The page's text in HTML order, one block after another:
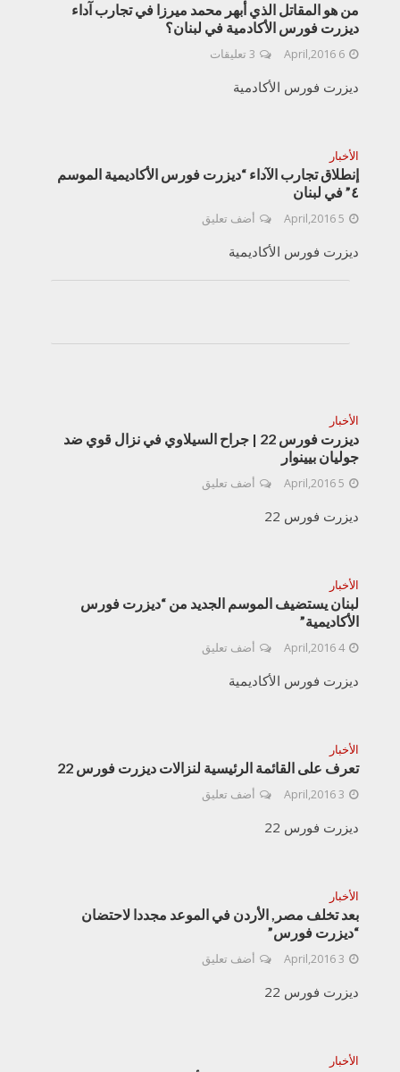
من هو المقاتل الذي أبهر محمد ميرزا في تجارب آداء
ديزرت فورس الأكادمية في لبنان؟
6 April,2016 3 تعليقات
ديزرت فورس الأكادمية
الأخبار
إنطلاق تجارب الآداء “ديزرت فورس الأكاديمية الموسم
٤” في لبنان
5 April,2016 أضف تعليق
ديزرت فورس الأكاديمية
الأخبار
ديزرت فورس 22 | جراح السيلاوي في نزال قوي ضد
جوليان بيينوار
5 April,2016 أضف تعليق
ديزرت فورس 22
الأخبار
لبنان يستضيف الموسم الجديد من “ديزرت فورس
الأكاديمية”
4 April,2016 أضف تعليق
ديزرت فورس الأكاديمية
الأخبار
تعرف على القائمة الرئيسية لنزالات ديزرت فورس 22
3 April,2016 أضف تعليق
ديزرت فورس 22
الأخبار
بعد تخلف مصر, الأردن في الموعد مجددا لاحتضان
“ديزرت فورس”
3 April,2016 أضف تعليق
ديزرت فورس 22
الأخبار